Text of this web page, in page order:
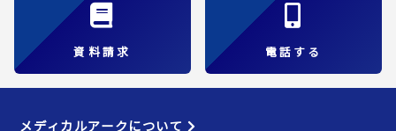
資料請求 電話する
メディカルアークについて